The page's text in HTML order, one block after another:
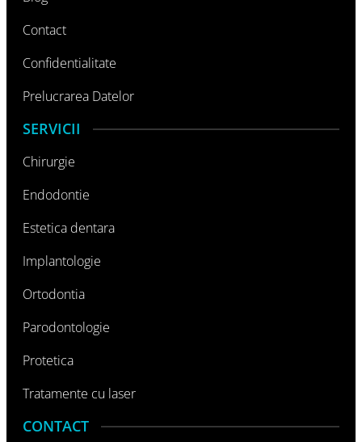
Contact
Confidentialitate
Prelucrarea Datelor
SERVICII
Chirurgie
Endodontie
Estetica dentara
Implantologie
Ortodontia
Parodontologie
Protetica
Tratamente cu laser
CONTACT